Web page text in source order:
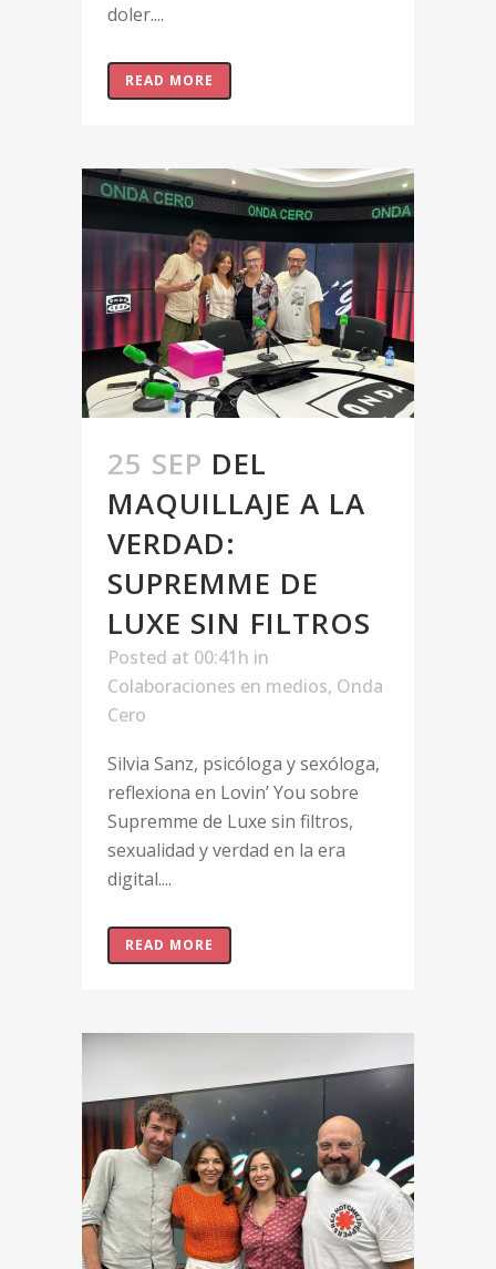
doler....
READ MORE
25 SEP DEL
MAQUILLAJE A LA
VERDAD:
SUPREMME DE
LUXE SIN FILTROS
Posted at 00:41h in
Colaboraciones en medios, Onda
Cero
Silvia Sanz, psicóloga y sexóloga,
reflexiona en Lovin’ You sobre
Supremme de Luxe sin filtros,
sexualidad y verdad en la era
digital....
READ MORE